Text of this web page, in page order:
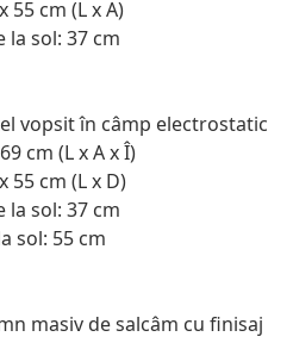
55 cm (L x A)
sol: 37 cm
vopsit în câmp electrostatic
cm (L x A x Î)
55 cm (L x D)
sol: 37 cm
sol: 55 cm
masiv de salcâm cu finisaj